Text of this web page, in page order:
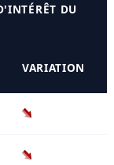
DU
VARIATION